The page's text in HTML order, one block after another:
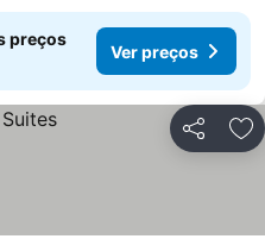
preços
Ver preços
Partilhar